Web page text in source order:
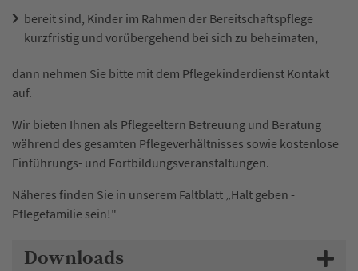
bereit sind, Kinder im Rahmen der Bereitschaftspflege
kurzfristig und vorübergehend bei sich zu beheimaten,
dann nehmen Sie bitte mit dem Pflegekinderdienst Kontakt
auf.
Wir bieten Ihnen als Pflegeeltern Betreuung und Beratung
während des gesamten Pflegeverhältnisses sowie kostenlose
Einführungs- und Fortbildungsveranstaltungen.
Näheres finden Sie in unserem Faltblatt „Halt geben -
Pflegefamilie sein!"
Downloads